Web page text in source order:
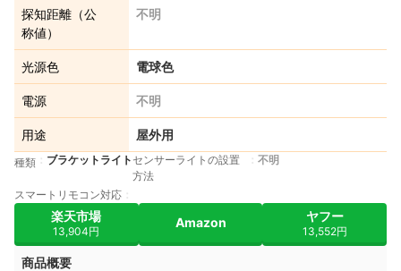
探知距離（公
称値）
不明
光源色 電球色
電源 不明
用途 屋外用
種類 ブラケットライト センサーライトの設置
方法
不明
スマートリモコン対応
楽天市場
13,904円
Amazon ヤフー
13,552円
商品概要